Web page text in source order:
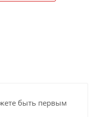
быть первым